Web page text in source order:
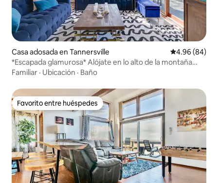
Casa adosada en Tannersville Calificación
4.96 (84)
*Escapada glamurosa* Alójate en lo alto de la montaña
Camelback
Familiar · Ubicación · Baño
Favorito entre huéspedes
Favorito entre huéspedes